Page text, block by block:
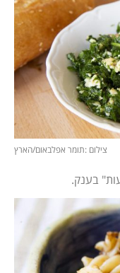
צילום :תומר אפלבאום/הארץ
בענק.